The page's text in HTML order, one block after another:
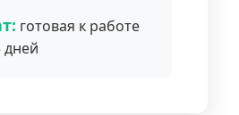
готовая к работе
дней